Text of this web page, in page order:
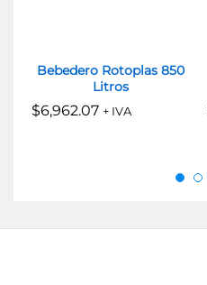
Bebedero Rotoplas 850
Litros
$6,962.07 + IVA